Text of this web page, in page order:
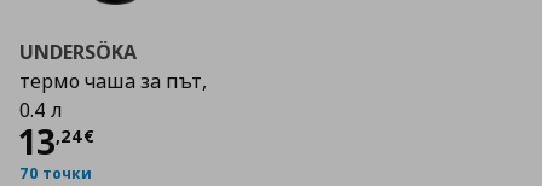
UNDERSÖKA
термо чаша за път,
0.4 л
13,24€
Цена
70 точки